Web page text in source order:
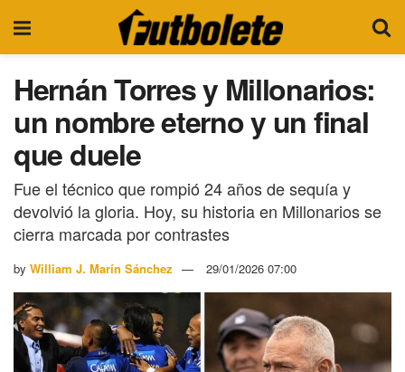
Hernán Torres y Millonarios:
un nombre eterno y un final
que duele
Fue el técnico que rompió 24 años de sequía y
devolvió la gloria. Hoy, su historia en Millonarios se
cierra marcada por contrastes
by William J. Marín Sánchez 29/01/2026 07:00